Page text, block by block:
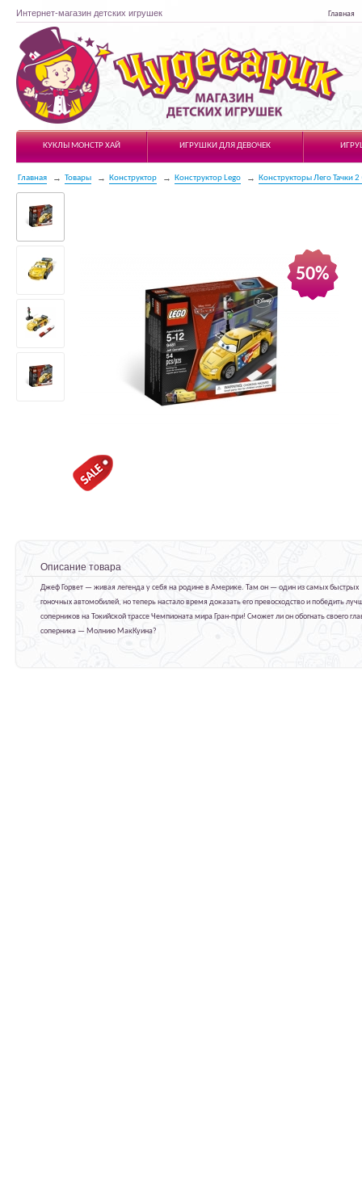
Интернет-магазин детских игрушек Главная
Чудесарик
КУКЛЫ МОНСТР ХАЙ
ИГРУШКИ ДЛЯ ДЕВОЧЕК
Главная Товары Конструктор Конструктор Lego Конструкторы Лего Тачки 2
50%
Описание товара
Джеф Горвет — живая легенда у себя на родине в Америке. Там он — один из самых быстрых
гоночных автомобилей, но теперь настало время доказать его превосходство и победить
соперников на Токийской трассе Чемпионата мира Гран-при! Сможет ли он обогнать своего
соперника — Молнию МакКуина?